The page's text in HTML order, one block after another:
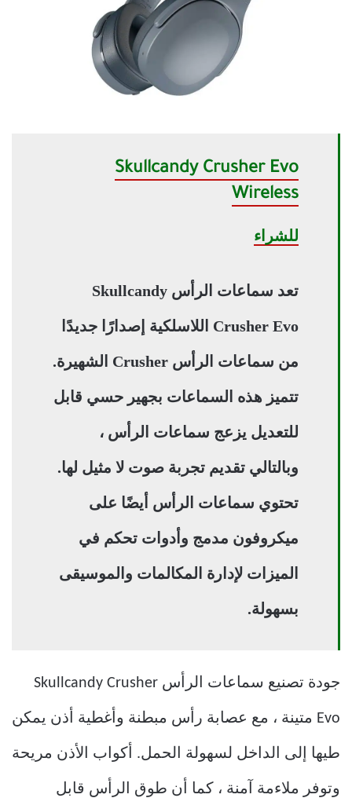
Skullcandy Crusher Evo
Wireless
للشراء
تعد سماعات الرأس Skullcandy
Crusher Evo اللاسلكية إصدارًا جديدًا
من سماعات الرأس Crusher الشهيرة.
تتميز هذه السماعات بجهير حسي قابل
للتعديل يزعج سماعات الرأس ،
وبالتالي تقديم تجربة صوت لا مثيل لها.
تحتوي سماعات الرأس أيضًا على
ميكروفون مدمج وأدوات تحكم في
الميزات لإدارة المكالمات والموسيقى
بسهولة.
جودة تصنيع سماعات الرأس Skullcandy Crusher
Evo متينة ، مع عصابة رأس مبطنة وأغطية أذن يمكن
طيها إلى الداخل لسهولة الحمل. أكواب الأذن مريحة
وتوفر ملاءمة آمنة ، كما أن طوق الرأس قابل